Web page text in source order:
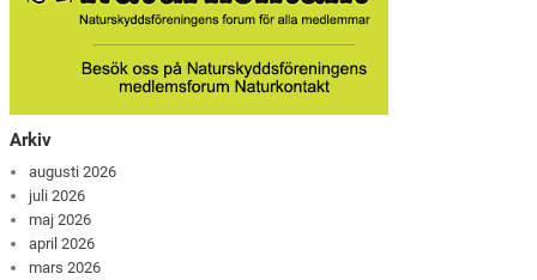
Arkiv
augusti 2026
juli 2026
maj 2026
april 2026
mars 2026